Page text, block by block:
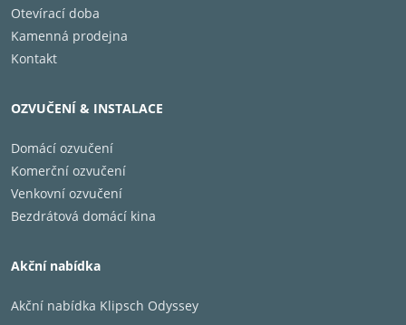
Otevírací doba
Kamenná prodejna
Kontakt
OZVUČENÍ & INSTALACE
Domácí ozvučení
Komerční ozvučení
Venkovní ozvučení
Bezdrátová domácí kina
Akční nabídka
Akční nabídka Klipsch Odyssey